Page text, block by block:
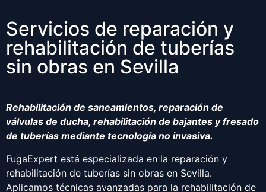
Servicios de reparación y
rehabilitación de tuberías
sin obras en Sevilla
Rehabilitación de saneamientos, reparación de
válvulas de ducha, rehabilitación de bajantes y fresado
de tuberías mediante tecnología no invasiva.
FugaExpert está especializada en la reparación y
rehabilitación de tuberías sin obras en Sevilla.
Aplicamos técnicas avanzadas para la rehabilitación de